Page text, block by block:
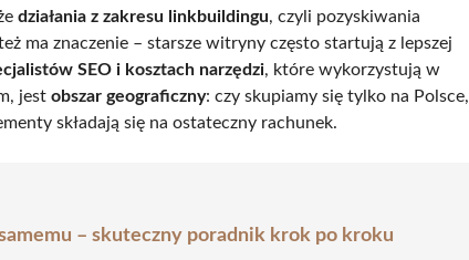
działania z zakresu linkbuildingu, czyli pozyskiwania
ma znaczenie – starsze witryny często startują z lepszej
SEO i kosztach narzędzi, które wykorzystują w
jest obszar geograficzny: czy skupiamy się tylko na Polsce,
składają się na ostateczny rachunek.
– skuteczny poradnik krok po kroku